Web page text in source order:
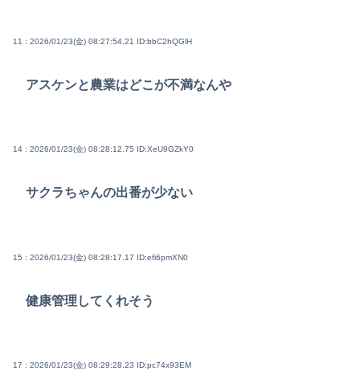
11 : 2026/01/23(金) 08:27:54.21 ID:bbC2hQGlH
アスケンと農業はどこが不満なんや
14 : 2026/01/23(金) 08:28:12.75 ID:XeU9GZkY0
サクラちゃんの出番が少ない
15 : 2026/01/23(金) 08:28:17.17 ID:efi6pmXN0
健康管理してくれそう
17 : 2026/01/23(金) 08:29:28.23 ID:pc74x93EM